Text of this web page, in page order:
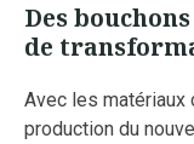
Des
de
Avec les matériaux
production du